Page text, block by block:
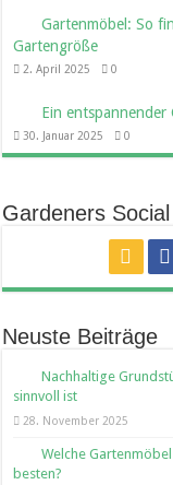
Gartenmöbel: So
Gartengröße
2. April 2025 0
Ein
30. Januar 2025 0
Gardeners Social
Neuste Beiträge
Nachhaltige
sinnvoll ist
28. November 2025
Welche
besten?